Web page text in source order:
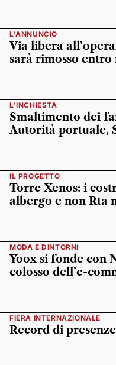
L'ANNUNCIO
Via libera
sarà rimosso entro
L'INCHIESTA
Smaltimento dei
Autorità portuale,
IL PROGETTO
Torre Xenos: i
albergo e non Rta
MODA E DINTORNI
Yoox si fonde con
colosso dell’e-
FIERA INTERNAZIONALE
Record di